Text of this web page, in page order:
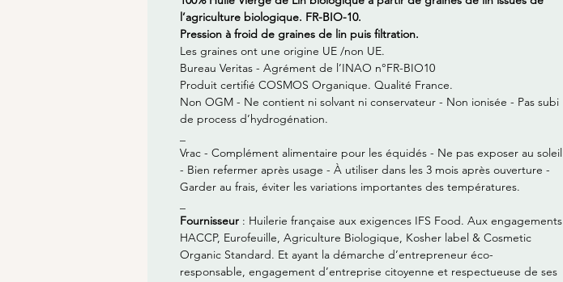
l’agriculture biologique. FR-BIO-10.
Pression à froid de graines de lin puis filtration.
Les graines ont une origine UE /non UE.
Bureau Veritas - Agrément de l’INAO n°FR-BIO10
Produit certifié COSMOS Organique. Qualité France.
Non OGM - Ne contient ni solvant ni conservateur - Non ionisée - Pas subi
de process d’hydrogénation.
Vrac - Complément alimentaire pour les équidés - Ne pas exposer au soleil
- Bien refermer après usage - À utiliser dans les 3 mois après ouverture -
Garder au frais, éviter les variations importantes des températures.
Fournisseur : Huilerie française aux exigences IFS Food. Aux engagements
HACCP, Eurofeuille, Agriculture Biologique, Kosher label & Cosmetic
Organic Standard. Et ayant la démarche d’entrepreneur éco-
responsable, engagement d’entreprise citoyenne et respectueuse de ses